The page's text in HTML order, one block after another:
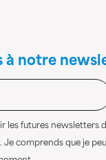
à notre
les futures newsletters
Je comprends que je